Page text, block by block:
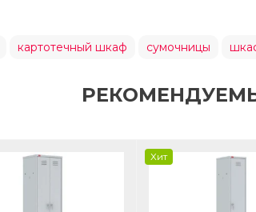
картотечный шкаф сумочницы
Хит